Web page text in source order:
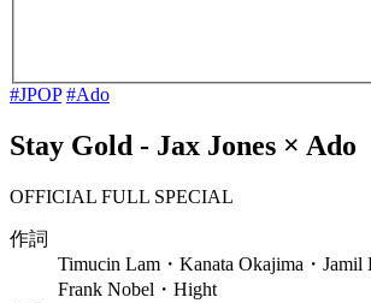
#JPOP #Ado
Stay Gold - Jax Jones × Ado
OFFICIAL FULL SPECIAL
作詞
Timucin Lam・Kanata Okajima・Jamil
Frank Nobel・Hight